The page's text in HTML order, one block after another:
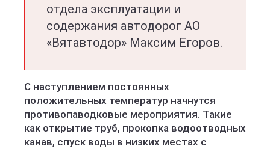
отдела эксплуатации и
содержания автодорог АО
«Вятавтодор» Максим Егоров.
С наступлением постоянных
положительных температур начнутся
противопаводковые мероприятия. Такие
как открытие труб, прокопка водоотводных
канав, спуск воды в низких местах с